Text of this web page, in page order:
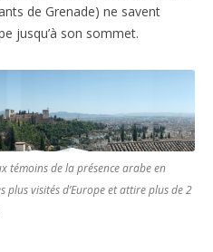
de Grenade) ne savent
jusqu’à son sommet.
témoins de la présence arabe en
plus visités d’Europe et attire plus de 2